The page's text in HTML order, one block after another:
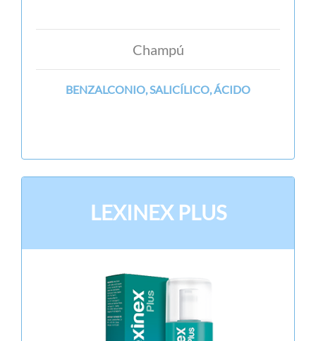
Champú
BENZALCONIO, SALICÍLICO, ÁCIDO
LEXINEX PLUS